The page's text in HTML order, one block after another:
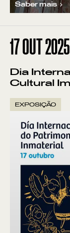
Saber mais
17OUT 2025
Dia
Cultural
EXPOSIÇÃO